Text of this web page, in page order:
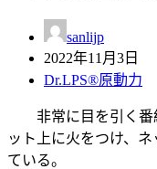
sanlijp
2022年11月3日
Dr.LPS®原動力
非常に目を引く番
ット上に火をつけ、
ている。